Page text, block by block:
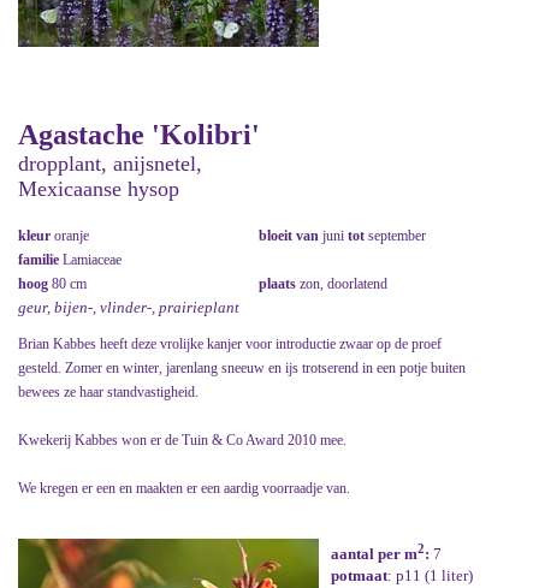
Agastache 'Kolibri'
dropplant, anijsnetel,
Mexicaanse hysop
kleur oranje bloeit van juni tot september
familie Lamiaceae
hoog 80 cm plaats zon, doorlatend
geur, bijen-, vlinder-, prairieplant
Brian Kabbes heeft deze vrolijke kanjer voor introductie zwaar op de proef
gesteld. Zomer en winter, jarenlang sneeuw en ijs trotserend in een potje buiten
bewees ze haar standvastigheid.
Kwekerij Kabbes won er de Tuin & Co Award 2010 mee.
We kregen er een en maakten er een aardig voorraadje van.
aantal per m2: 7
potmaat: p11 (1 liter)